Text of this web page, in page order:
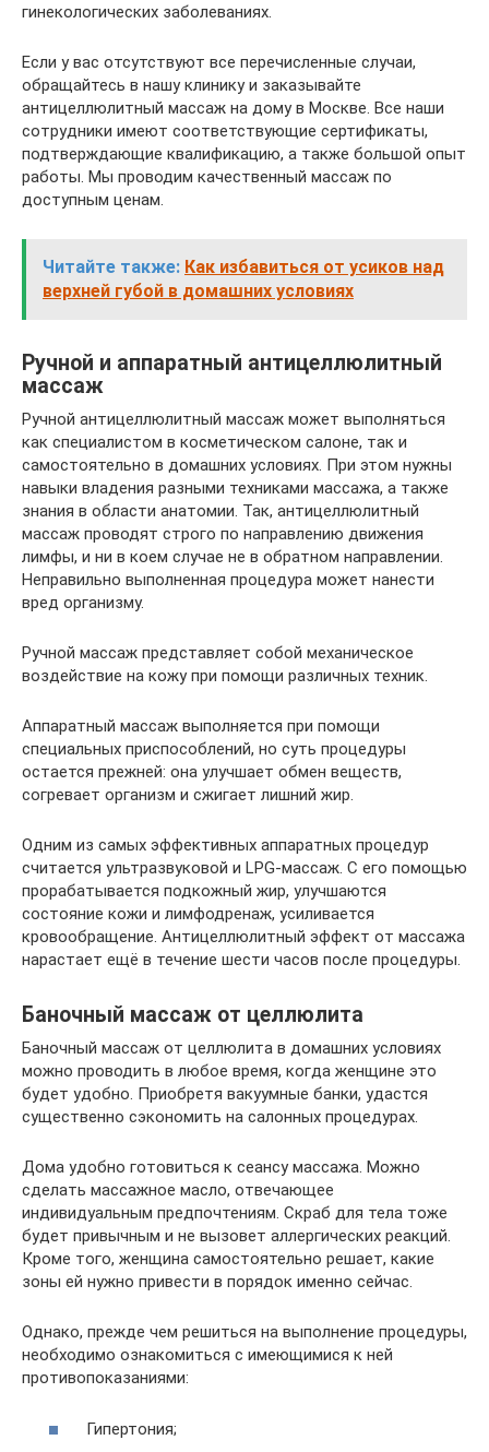
гинекологических заболеваниях.
Если у вас отсутствуют все перечисленные случаи,
обращайтесь в нашу клинику и заказывайте
антицеллюлитный массаж на дому в Москве. Все наши
сотрудники имеют соответствующие сертификаты,
подтверждающие квалификацию, а также большой опыт
работы. Мы проводим качественный массаж по
доступным ценам.
Читайте также: Как избавиться от усиков над
верхней губой в домашних условиях
Ручной и аппаратный антицеллюлитный
массаж
Ручной антицеллюлитный массаж может выполняться
как специалистом в косметическом салоне, так и
самостоятельно в домашних условиях. При этом нужны
навыки владения разными техниками массажа, а также
знания в области анатомии. Так, антицеллюлитный
массаж проводят строго по направлению движения
лимфы, и ни в коем случае не в обратном направлении.
Неправильно выполненная процедура может нанести
вред организму.
Ручной массаж представляет собой механическое
воздействие на кожу при помощи различных техник.
Аппаратный массаж выполняется при помощи
специальных приспособлений, но суть процедуры
остается прежней: она улучшает обмен веществ,
согревает организм и сжигает лишний жир.
Одним из самых эффективных аппаратных процедур
считается ультразвуковой и LPG-массаж. С его помощью
прорабатывается подкожный жир, улучшаются
состояние кожи и лимфодренаж, усиливается
кровообращение. Антицеллюлитный эффект от массажа
нарастает ещё в течение шести часов после процедуры.
Баночный массаж от целлюлита
Баночный массаж от целлюлита в домашних условиях
можно проводить в любое время, когда женщине это
будет удобно. Приобретя вакуумные банки, удастся
существенно сэкономить на салонных процедурах.
Дома удобно готовиться к сеансу массажа. Можно
сделать массажное масло, отвечающее
индивидуальным предпочтениям. Скраб для тела тоже
будет привычным и не вызовет аллергических реакций.
Кроме того, женщина самостоятельно решает, какие
зоны ей нужно привести в порядок именно сейчас.
Однако, прежде чем решиться на выполнение процедуры,
необходимо ознакомиться с имеющимися к ней
противопоказаниями:
Гипертония;